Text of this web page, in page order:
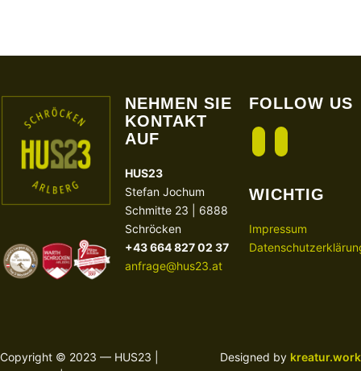
NEHMEN SIE
KONTAKT
AUF
HUS23
Stefan Jochum
Schmitte 23 | 6888
Schröcken
+43 664 827 02 37
anfrage@hus23.at
FOLLOW US
WICHTIG
Impressum
Copyright © 2023 — HUS23 |
Designed by kreatur.work